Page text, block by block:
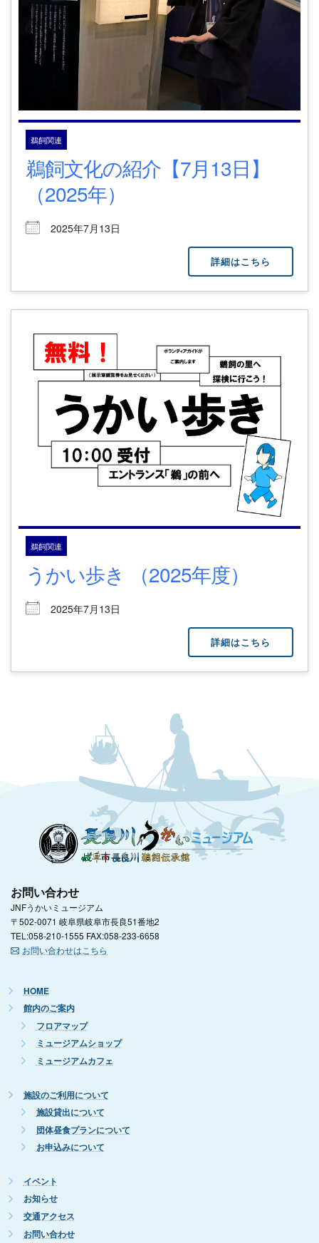
鵜飼関連
鵜飼文化の紹介【7月13日】
（2025年）
2025年7月13日
詳細はこちら
鵜飼関連
うかい歩き （2025年度）
2025年7月13日
詳細はこちら
お問い合わせ
JNFうかいミュージアム
〒502-0071 岐阜県岐阜市長良51番地2
TEL:058-210-1555 FAX:058-233-6658
お問い合わせはこちら
HOME
館内のご案内
フロアマップ
ミュージアムショップ
ミュージアムカフェ
施設のご利用について
施設貸出について
団体昼食プランについて
お申込みについて
イベント
お知らせ
交通アクセス
お問い合わせ